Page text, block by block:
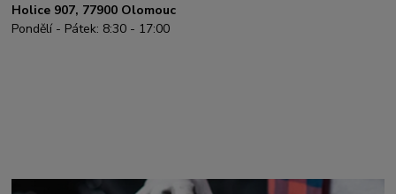
Holice 907, 77900 Olomouc
Pondělí - Pátek: 8:30 - 17:00